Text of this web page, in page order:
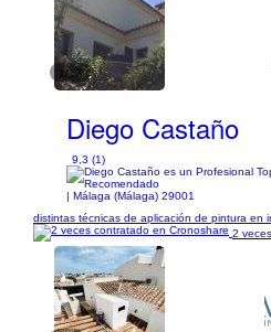
1/17
Diego Castaño
9,3 (1)
| Málaga (Málaga) 29001
distintas técnicas de aplicación de pintura en
2